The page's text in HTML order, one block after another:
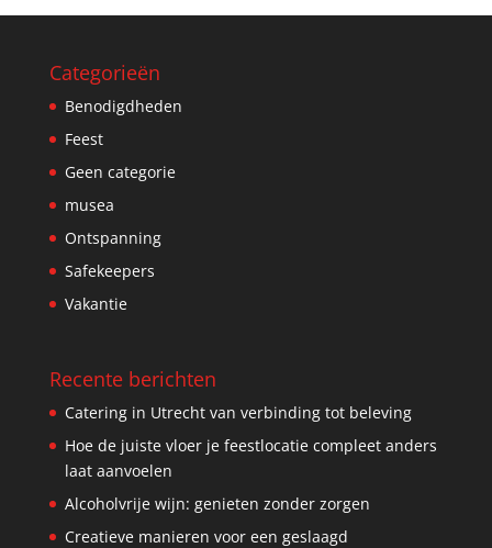
Categorieën
Benodigdheden
Feest
Geen categorie
musea
Ontspanning
Safekeepers
Vakantie
Recente berichten
Catering in Utrecht van verbinding tot beleving
Hoe de juiste vloer je feestlocatie compleet anders
laat aanvoelen
Alcoholvrije wijn: genieten zonder zorgen
Creatieve manieren voor een geslaagd